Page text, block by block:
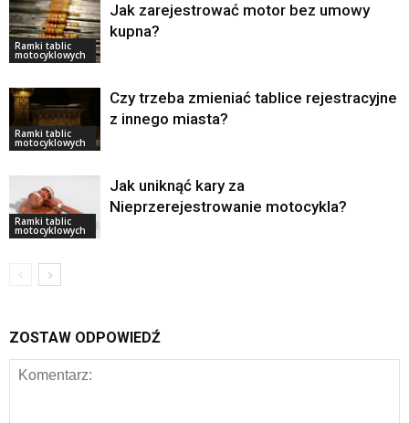
Ramki tablic
motocyklowych
Jak zarejestrować motor bez umowy
kupna?
Ramki tablic
motocyklowych
Czy trzeba zmieniać tablice rejestracyjne
z innego miasta?
Ramki tablic
motocyklowych
Jak uniknąć kary za
Nieprzerejestrowanie motocykla?
ZOSTAW ODPOWIEDŹ